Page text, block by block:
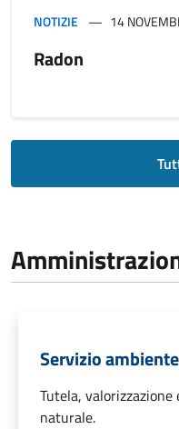
NOTIZIE 14
Radon
Servizio ambiente
Tutela, valorizzazione
naturale.